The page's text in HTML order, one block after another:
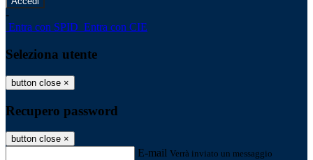
-
Entra con SPID Entra con CIE
Seleziona utente
button close ×
Recupero password
button close ×
E-mail Verrà inviato un messaggio